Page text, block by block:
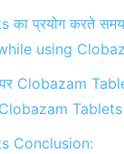
प्रयोग करते समय
using
पर Clobazam
Conclusion: